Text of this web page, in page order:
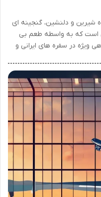
شیرین و دلنشین، گنجینه ای
است که به واسطه طعم بی
ویژه در سفره های ایرانی و